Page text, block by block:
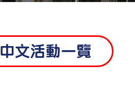
中文活動一覽